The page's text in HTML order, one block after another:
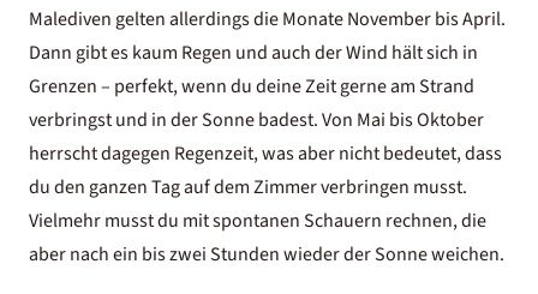
Malediven gelten allerdings die Monate November bis April.
Dann gibt es kaum Regen und auch der Wind hält sich in
Grenzen – perfekt, wenn du deine Zeit gerne am Strand
verbringst und in der Sonne badest. Von Mai bis Oktober
herrscht dagegen Regenzeit, was aber nicht bedeutet, dass
du den ganzen Tag auf dem Zimmer verbringen musst.
Vielmehr musst du mit spontanen Schauern rechnen, die
aber nach ein bis zwei Stunden wieder der Sonne weichen.